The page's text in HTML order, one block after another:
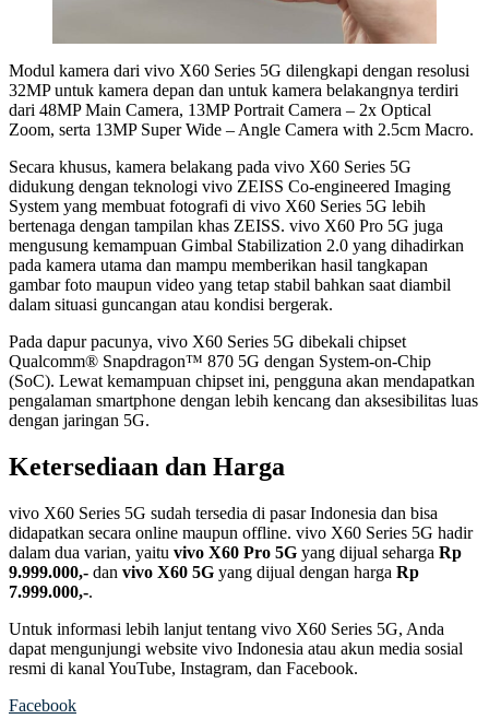
Modul kamera dari vivo X60 Series 5G dilengkapi dengan resolusi
32MP untuk kamera depan dan untuk kamera belakangnya terdiri
dari 48MP Main Camera, 13MP Portrait Camera – 2x Optical
Zoom, serta 13MP Super Wide – Angle Camera with 2.5cm Macro.
Secara khusus, kamera belakang pada vivo X60 Series 5G
didukung dengan teknologi vivo ZEISS Co-engineered Imaging
System yang membuat fotografi di vivo X60 Series 5G lebih
bertenaga dengan tampilan khas ZEISS. vivo X60 Pro 5G juga
mengusung kemampuan Gimbal Stabilization 2.0 yang dihadirkan
pada kamera utama dan mampu memberikan hasil tangkapan
gambar foto maupun video yang tetap stabil bahkan saat diambil
dalam situasi guncangan atau kondisi bergerak.
Pada dapur pacunya, vivo X60 Series 5G dibekali chipset
Qualcomm® Snapdragon™ 870 5G dengan System-on-Chip
(SoC). Lewat kemampuan chipset ini, pengguna akan mendapatkan
pengalaman smartphone dengan lebih kencang dan aksesibilitas luas
dengan jaringan 5G.
Ketersediaan dan Harga
vivo X60 Series 5G sudah tersedia di pasar Indonesia dan bisa
didapatkan secara online maupun offline. vivo X60 Series 5G hadir
dalam dua varian, yaitu vivo X60 Pro 5G yang dijual seharga Rp
9.999.000,- dan vivo X60 5G yang dijual dengan harga Rp
7.999.000,-.
Untuk informasi lebih lanjut tentang vivo X60 Series 5G, Anda
dapat mengunjungi website vivo Indonesia atau akun media sosial
resmi di kanal YouTube, Instagram, dan Facebook.
Facebook